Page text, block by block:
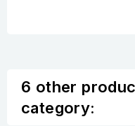
6 other
category: